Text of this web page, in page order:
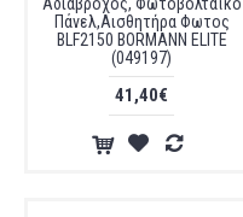
Πάνελ,Αισθητήρα Φωτος
BLF2150 BORMANN ELITE
(049197)
41,40€